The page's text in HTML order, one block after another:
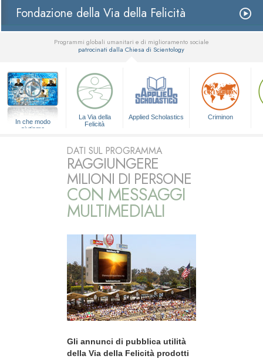
Fondazione della Via della Felicità
Programmi globali umanitari e di miglioramento sociale
patrocinati dalla Chiesa di Scientology
In che modo
aiutiamo
La Via della
Felicità
Applied Scholastics Criminon
DATI SUL PROGRAMMA
RAGGIUNGERE
MILIONI DI PERSONE
CON MESSAGGI
MULTIMEDIALI
Gli annunci di pubblica utilità
della Via della Felicità prodotti